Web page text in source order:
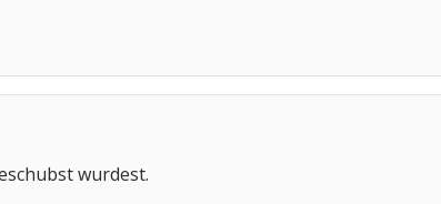
wurdest.